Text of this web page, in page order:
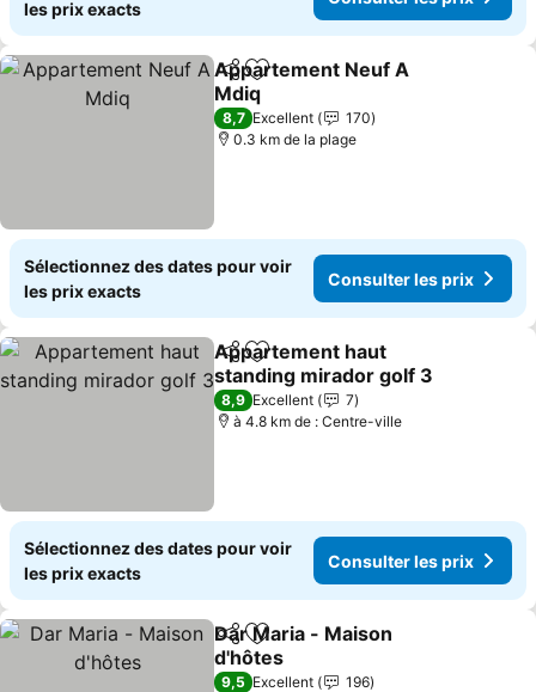
les prix exacts
PartagerAjouter à mes favoris
Appartement Neuf A
Mdiq
8,7 Excellent
170
0.3 km de la plage
Sélectionnez des dates pour voir
les prix exacts
Consulter les prix
PartagerAjouter à mes favoris
Appartement haut
standing mirador golf 3
8,9 Excellent
7
à 4.8 km de : Centre-ville
Sélectionnez des dates pour voir
les prix exacts
Consulter les prix
PartagerAjouter à mes favoris
Dar Maria - Maison
d'hôtes
9,5 Excellent
196